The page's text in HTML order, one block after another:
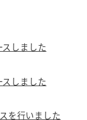
しました
しました
を行いました